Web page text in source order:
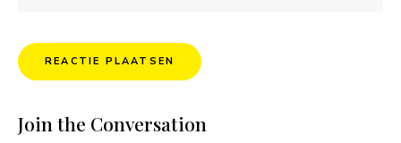
Join the Conversation